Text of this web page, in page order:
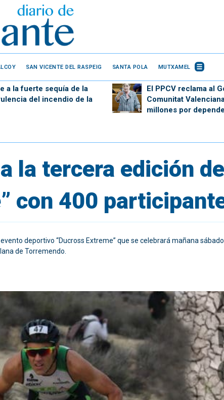
SAN VICENTE DEL RASPEIG SANTA POLA MUTXAMEL
a la fuerte sequía de la
del incendio de la
El PPCV reclama al
Comunitat
millones por
la tercera edición
con 400
deportivo “Ducross Extreme” que se celebrará mañana
de Torremendo.